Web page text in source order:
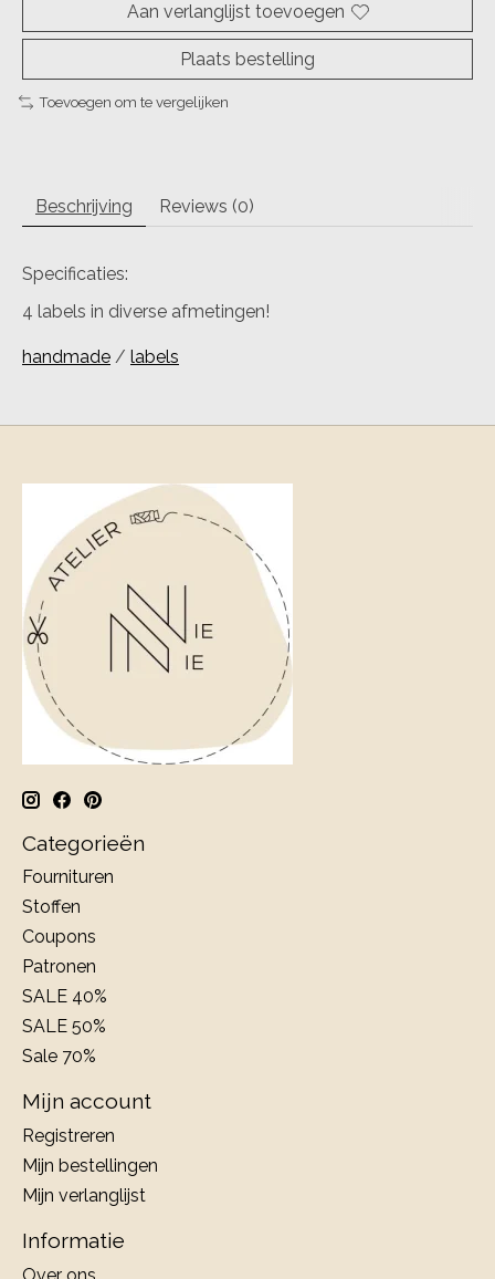
Aan verlanglijst toevoegen
Plaats bestelling
Toevoegen om te vergelijken
Beschrijving Reviews (0)
Specificaties:
4 labels in diverse afmetingen!
handmade / labels
Categorieën
Fournituren
Stoffen
Coupons
Patronen
SALE 40%
SALE 50%
Sale 70%
Mijn account
Registreren
Mijn bestellingen
Mijn verlanglijst
Informatie
Over ons